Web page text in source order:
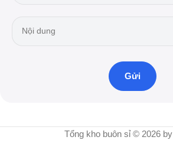
Tổng kho buôn sỉ © 2026 by